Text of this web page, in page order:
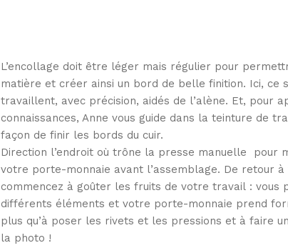
L’encollage doit être léger mais régulier pour
matière et créer ainsi un bord de belle finition. Ici, ce
travaillent, avec précision, aidés de l’alène. Et, pour
connaissances, Anne vous guide dans la teinture de
façon de finir les bords du cuir.
Direction l’endroit où trône la presse manuelle pour
votre porte-monnaie avant l’assemblage. De retour
commencez à goûter les fruits de votre travail : vous
différents éléments et votre porte-monnaie prend
plus qu’à poser les rivets et les pressions et à faire
la photo !